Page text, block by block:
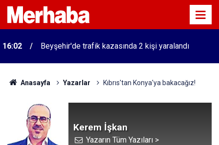
16:02 Beyşehir'de trafik kazasında 2 kişi yaralandı
Anasayfa Yazarlar Kıbrıs'tan Konya'ya bakacağız!
Kerem İşkan
Yazarın Tüm Yazıları >